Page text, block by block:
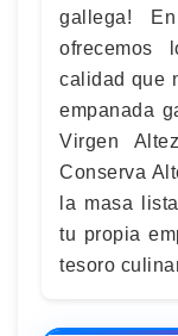
gallega!
ofrecemos
calidad que
empanada
Virgen
Conserva
la masa
tu propia
tesoro